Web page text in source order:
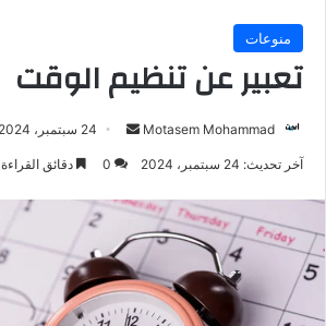
منوعات
تعبير عن تنظيم الوقت
Motasem Mohammad 24 سبتمبر، 2024
آخر تحديث: 24 سبتمبر، 2024 0 دقائق القراءة 4